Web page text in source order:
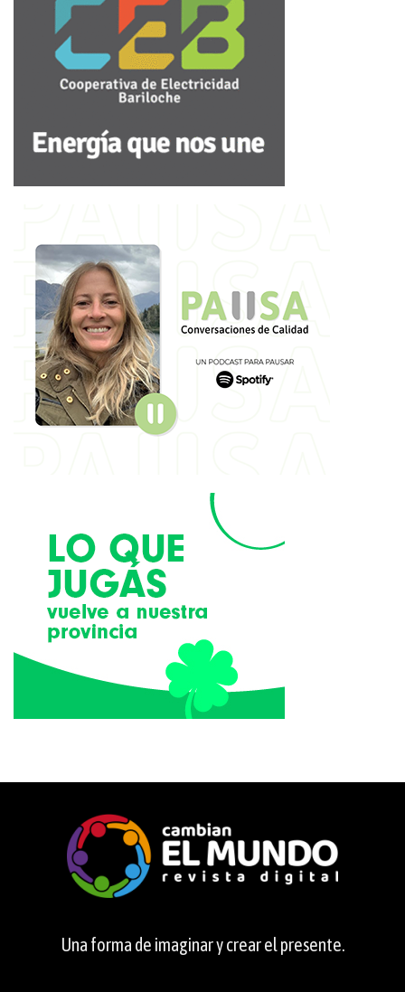
Una forma de imaginar y crear el presente.